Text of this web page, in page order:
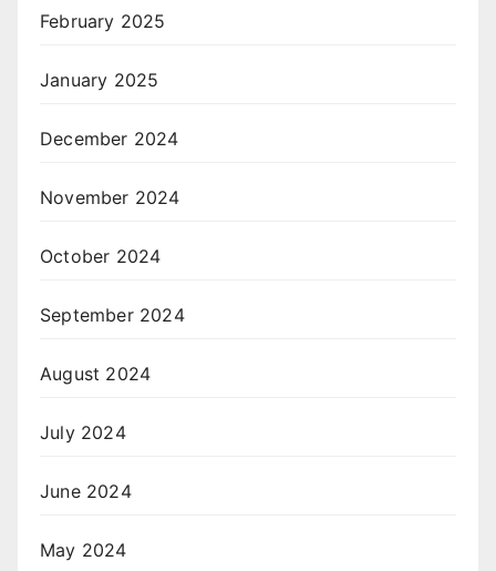
February 2025
January 2025
December 2024
November 2024
October 2024
September 2024
August 2024
July 2024
June 2024
May 2024